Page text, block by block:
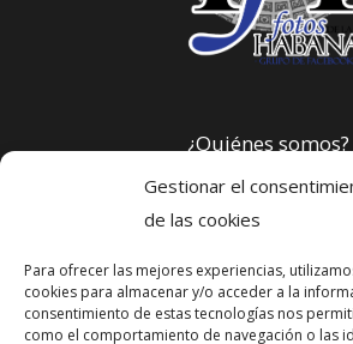
Gestionar el
de las cookies
Para ofrecer las mejores experiencias,
cookies para almacenar y/o acceder a la
consentimiento de estas tecnologías nos
como el comportamiento de navegación o las
¿Quiénes somos?
Política de
Webmaster